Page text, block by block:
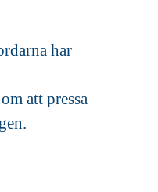
har
att pressa